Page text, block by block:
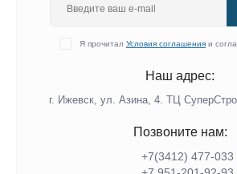
Я прочитал Условия соглашения и
Наш адрес:
г. Ижевск, ул. Азина, 4. ТЦ
Позвоните нам:
+7(3412) 477-033